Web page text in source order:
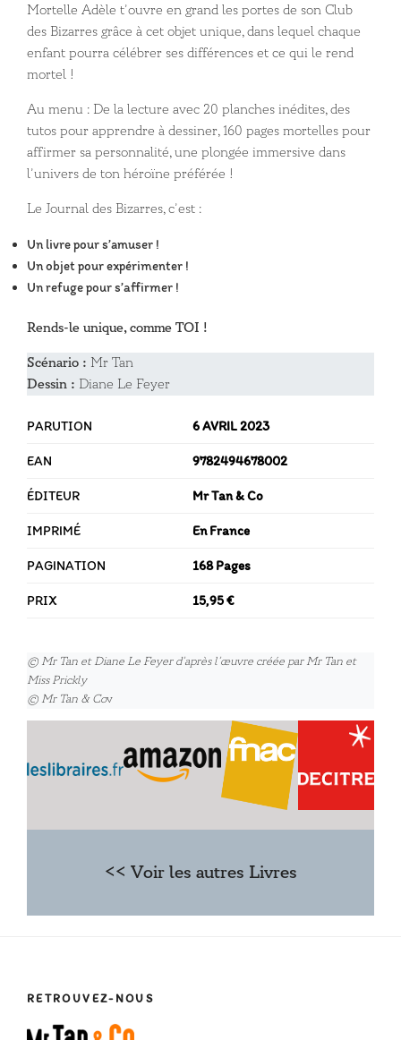
Mortelle Adèle t’ouvre en grand les portes de son Club
des Bizarres grâce à cet objet unique, dans lequel chaque
enfant pourra célébrer ses différences et ce qui le rend
mortel !
Au menu : De la lecture avec 20 planches inédites, des
tutos pour apprendre à dessiner, 160 pages mortelles pour
affirmer sa personnalité, une plongée immersive dans
l’univers de ton héroïne préférée !
Le Journal des Bizarres, c’est :
Un livre pour s’amuser !
Un objet pour expérimenter !
Un refuge pour s’affirmer !
Rends-le unique, comme TOI !
Scénario : Mr Tan
Dessin : Diane Le Feyer
PARUTION 6 AVRIL 2023
EAN 9782494678002
ÉDITEUR Mr Tan & Co
IMPRIMÉ En France
PAGINATION 168 Pages
PRIX 15,95 €
© Mr Tan et Diane Le Feyer d’après l’œuvre créée par Mr Tan et
Miss Prickly
© Mr Tan & Cov
<< Voir les autres Livres
RETROUVEZ-NOUS